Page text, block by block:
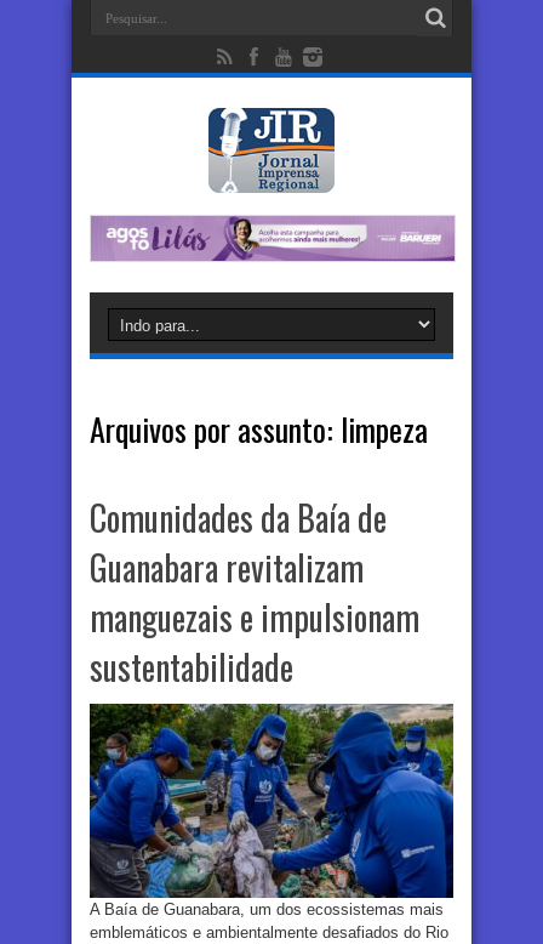
Arquivos por assunto: limpeza
Comunidades da Baía de
Guanabara revitalizam
manguezais e impulsionam
sustentabilidade
A Baía de Guanabara, um dos ecossistemas mais
emblemáticos e ambientalmente desafiados do Rio